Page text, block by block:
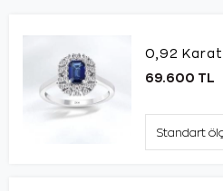
0,92 Karat
69.600 TL